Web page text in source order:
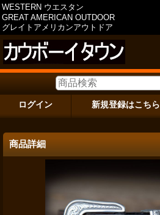
WESTERN ウエスタン
GREAT AMERICAN OUTDOOR
グレイトアメリカンアウトドア
ログイン 新規登録はこちら
商品詳細